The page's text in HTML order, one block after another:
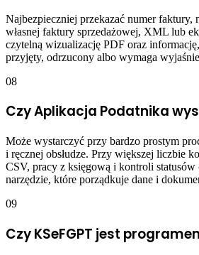
Najbezpieczniej przekazać numer faktury,
własnej faktury sprzedażowej, XML lub
czytelną wizualizację PDF oraz
przyjęty, odrzucony albo wymaga
08
Czy Aplikacja Podatnika
Może wystarczyć przy bardzo prostym
i ręcznej obsłudze. Przy większej liczbie
CSV, pracy z księgową i kontroli statusów
narzędzie, które porządkuje dane i
09
Czy KSeFGPT jest